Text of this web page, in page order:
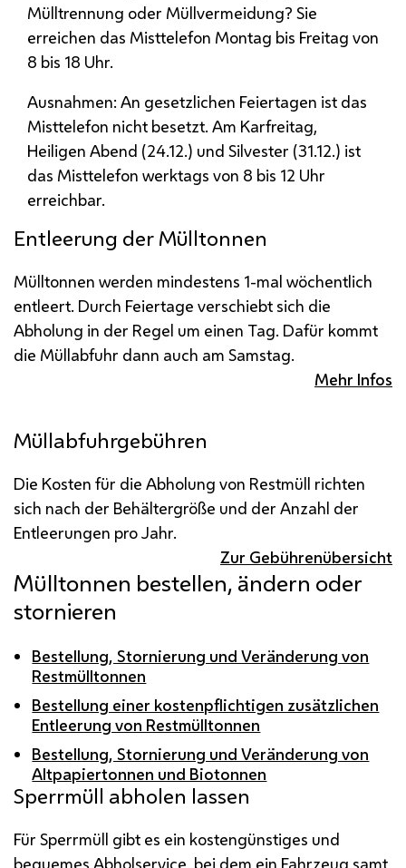
Mülltrennung oder Müllvermeidung? Sie
erreichen das Misttelefon Montag bis Freitag von
8 bis 18 Uhr.
Ausnahmen: An gesetzlichen Feiertagen ist das
Misttelefon nicht besetzt. Am Karfreitag,
Heiligen Abend (24.12.) und Silvester (31.12.) ist
das Misttelefon werktags von 8 bis 12 Uhr
erreichbar.
Entleerung der Mülltonnen
Mülltonnen werden mindestens 1-mal wöchentlich
entleert. Durch Feiertage verschiebt sich die
Abholung in der Regel um einen Tag. Dafür kommt
die Müllabfuhr dann auch am Samstag.
Mehr Infos
Müllabfuhrgebühren
Die Kosten für die Abholung von Restmüll richten
sich nach der Behältergröße und der Anzahl der
Entleerungen pro Jahr.
Zur Gebührenübersicht
Mülltonnen bestellen, ändern oder
stornieren
Bestellung, Stornierung und Veränderung von
Restmülltonnen
Bestellung einer kostenpflichtigen zusätzlichen
Entleerung von Restmülltonnen
Bestellung, Stornierung und Veränderung von
Altpapiertonnen und Biotonnen
Sperrmüll abholen lassen
Für Sperrmüll gibt es ein kostengünstiges und
bequemes Abholservice, bei dem ein Fahrzeug samt